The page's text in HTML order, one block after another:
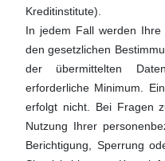
Kreditinstitute).
In jedem Fall werden Ihre
den gesetzlichen
der übermittelten
erforderliche Minimum.
erfolgt nicht. Bei Fragen
Nutzung Ihrer
Berichtigung, Sperrung